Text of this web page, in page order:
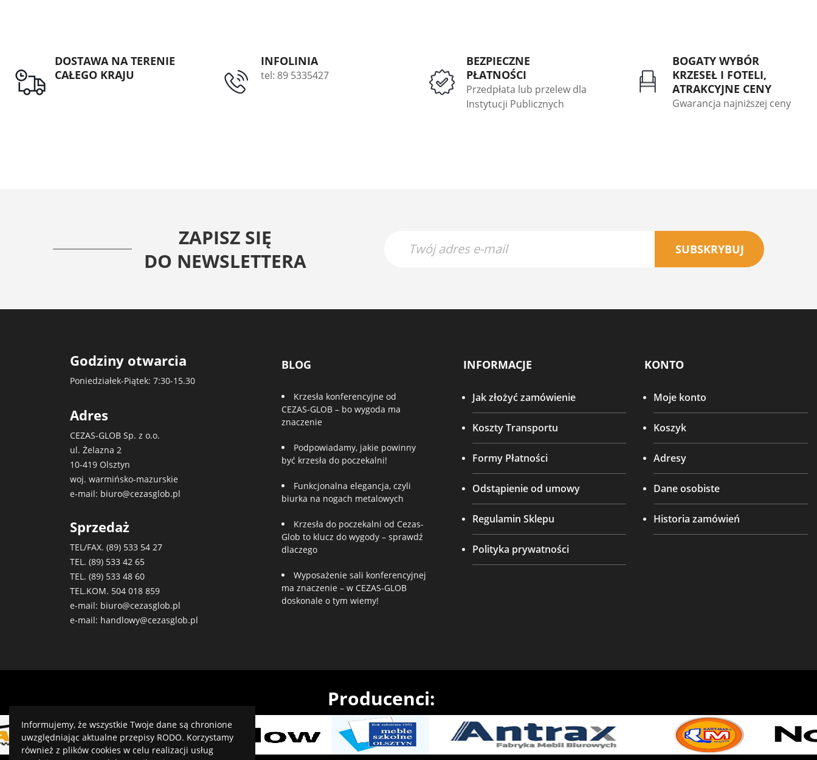
DOSTAWA NA TERENIE
CAŁEGO KRAJU
INFOLINIA
tel: 89 5335427
BEZPIECZNE
PŁATNOŚCI
Przedpłata lub przelew dla
Instytucji Publicznych
BOGATY WYBÓR
KRZESEŁ I FOTELI,
ATRAKCYJNE CENY
Gwarancja najniższej ceny
ZAPISZ SIĘ
DO NEWSLETTERA
SUBSKRYBUJ
Godziny otwarcia
Poniedziałek-Piątek: 7:30-15.30
Adres
CEZAS-GLOB Sp. z o.o.
ul. Żelazna 2
10-419 Olsztyn
woj. warmińsko-mazurskie
e-mail: biuro@cezasglob.pl
Sprzedaż
TEL/FAX. (89) 533 54 27
TEL. (89) 533 42 65
TEL. (89) 533 48 60
TEL.KOM. 504 018 859
e-mail: biuro@cezasglob.pl
e-mail: handlowy@cezasglob.pl
BLOG
Krzesła konferencyjne od
CEZAS-GLOB – bo wygoda ma
znaczenie
Podpowiadamy, jakie powinny
być krzesła do poczekalni!
Funkcjonalna elegancja, czyli
biurka na nogach metalowych
Krzesła do poczekalni od Cezas-
Glob to klucz do wygody – sprawdź
dlaczego
Wyposażenie sali konferencyjnej
ma znaczenie – w CEZAS-GLOB
doskonale o tym wiemy!
INFORMACJE
Jak złożyć zamówienie
Koszty Transportu
Formy Płatności
Odstąpienie od umowy
Regulamin Sklepu
Polityka prywatności
KONTO
Moje konto
Koszyk
Adresy
Dane osobiste
Historia zamówień
Producenci:
Informujemy, że wszystkie Twoje dane są chronione
uwzględniając aktualne przepisy RODO. Korzystamy
również z plików cookies w celu realizacji usług